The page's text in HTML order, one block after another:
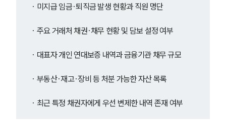
· 미지급 임금·퇴직금 발생 현황과 직원 명단
· 주요 거래처 채권·채무 현황 및 담보 설정 여부
· 대표자 개인 연대보증 내역과 금융기관 채무 규모
· 부동산·재고·장비 등 처분 가능한 자산 목록
· 최근 특정 채권자에게 우선 변제한 내역 존재 여부